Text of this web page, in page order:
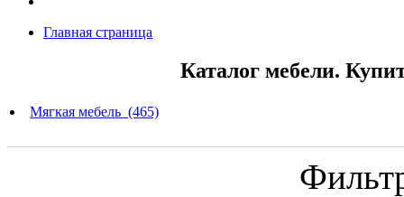
Главная страница
Каталог мебели.
Мягкая мебель (465)